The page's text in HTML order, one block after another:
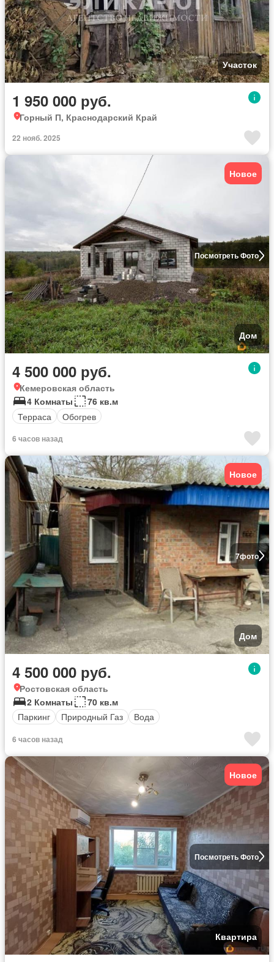
Участок
1 950 000 руб.
Горный П, Краснодарский Край
22 нояб. 2025
Посмотреть Фото
Новое
Дом
4 500 000 руб.
Кемеровская область
4 Комнаты
76 кв.м
Терраса
Обогрев
6 часов назад
7фото
Новое
Дом
4 500 000 руб.
Ростовская область
2 Комнаты
70 кв.м
Паркинг
Природный Газ Вода
6 часов назад
Посмотреть Фото
Новое
Квартира